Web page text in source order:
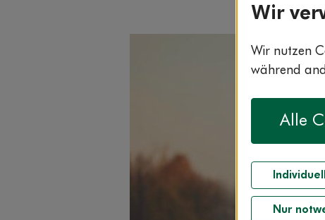
Wir
Wir nutzen
während
Alle
Nur